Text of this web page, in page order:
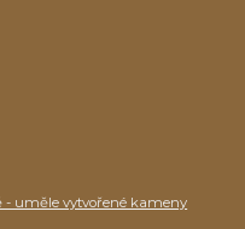
- uměle vytvořené kameny